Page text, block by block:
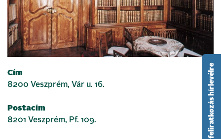
Cím
8200 Veszprém, Vár u. 16.
Postacím
8201 Veszprém, Pf. 109.
feliratkozás hírlevélre